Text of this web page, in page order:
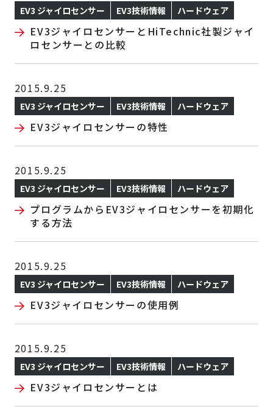
EV3 ジャイロセンサー EV3技術情報 ハードウェア
EV3ジャイロセンサーとHiTechnic社製ジャイ
ロセンサーとの比較
2015.9.25
EV3 ジャイロセンサー EV3技術情報 ハードウェア
EV3ジャイロセンサーの特性
2015.9.25
EV3 ジャイロセンサー EV3技術情報 ハードウェア
プログラムからEV3ジャイロセンサーを初期化
する方法
2015.9.25
EV3 ジャイロセンサー EV3技術情報 ハードウェア
EV3ジャイロセンサーの使用例
2015.9.25
EV3 ジャイロセンサー EV3技術情報 ハードウェア
EV3ジャイロセンサーとは